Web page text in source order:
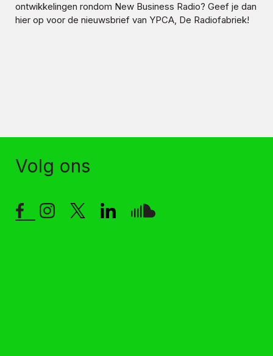
ontwikkelingen rondom New Business Radio? Geef je dan
hier op voor de nieuwsbrief van YPCA, De Radiofabriek!
Volg ons